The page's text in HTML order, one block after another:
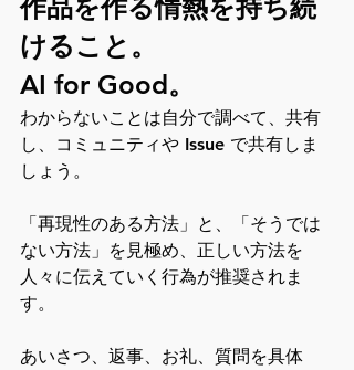
作品を作る情熱を持ち続
けること。
AI for Good。
わからないことは自分で調べて、共有
し、コミュニティや Issue で共有しま
しょう。
「再現性のある方法」と、「そうでは
ない方法」を見極め、正しい方法を
人々に伝えていく行為が推奨されま
す。
あいさつ、返事、お礼、質問を具体